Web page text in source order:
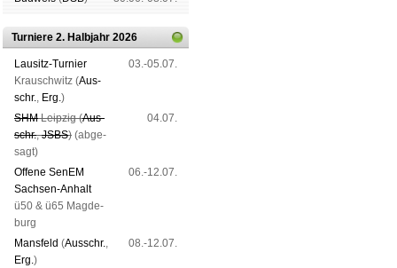
Turniere 2. Halbjahr 2026
Lau­sitz-Tur­nier
Krausch­witz (Aus­
schr., Erg.)
03.-05.07.
SHMLeip­zig (Aus­
schr.,JSBS) (ab­ge­
sagt)
04.07.
Offene SenEM
Sach­sen-An­halt
ü50 & ü65 Mag­de­
burg
06.-12.07.
Mans­feld (Aus­schr.,
Erg.)
08.-12.07.